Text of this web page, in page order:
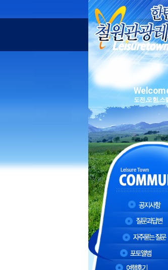
도전,모험,스